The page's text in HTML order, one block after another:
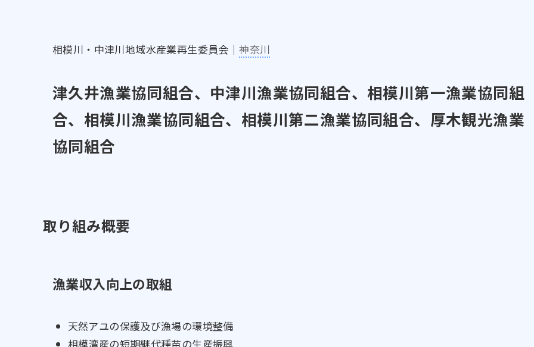
相模川・中津川地域水産業再生委員会｜神奈川
津久井漁業協同組合、中津川漁業協同組合、相模川第一漁業協同組
合、相模川漁業協同組合、相模川第二漁業協同組合、厚木観光漁業
協同組合
取り組み概要
漁業収入向上の取組
天然アユの保護及び漁場の環境整備
相模湾産の短期継代種苗の生産振興